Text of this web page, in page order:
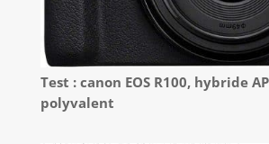
Test : canon EOS R100, hybride
polyvalent